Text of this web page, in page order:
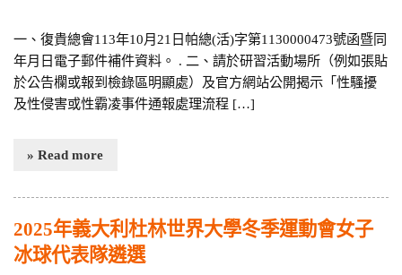
一、復貴總會113年10月21日帕總(活)字第1130000473號函暨同
年月日電子郵件補件資料。 . 二、請於研習活動場所（例如張貼
於公告欄或報到檢錄區明顯處）及官方網站公開揭示「性騷擾
及性侵害或性霸凌事件通報處理流程 […]
» Read more
2025年義大利杜林世界大學冬季運動會女子
冰球代表隊遴選